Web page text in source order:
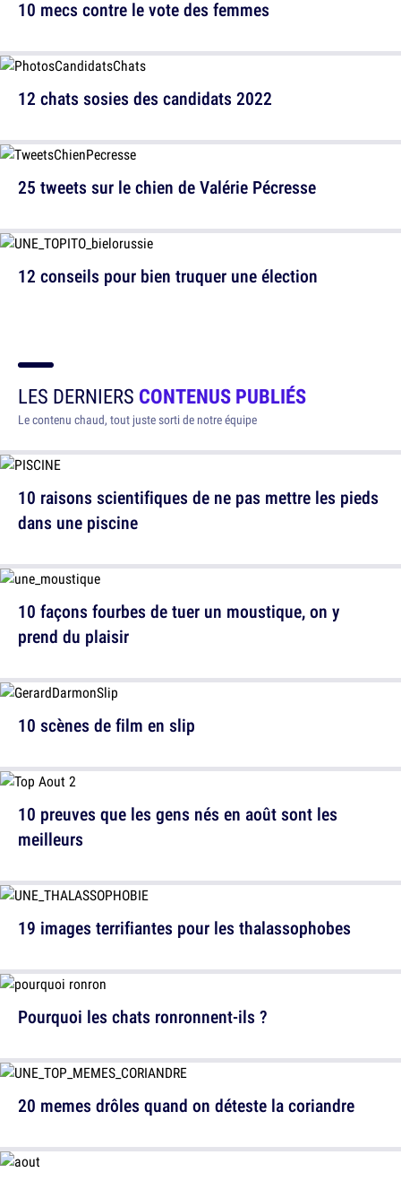
12 chats sosies des candidats 2022
12 conseils pour bien truquer une élection
10 mecs contre le vote des femmes
25 tweets sur le chien de Valérie Pécresse
LES DERNIERS CONTENUS PUBLIÉS
Le contenu chaud, tout juste sorti de notre équipe
10 raisons scientifiques de ne pas mettre les pieds
dans une piscine
10 scènes de film en slip
19 images terrifiantes pour les thalassophobes
20 memes drôles quand on déteste la coriandre
10 façons fourbes de tuer un moustique, on y
prend du plaisir
10 preuves que les gens nés en août sont les
meilleurs
Pourquoi les chats ronronnent-ils ?